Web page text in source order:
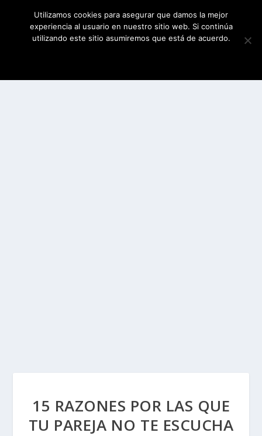
15 RAZONES POR LAS QUE
TU PAREJA NO TE ESCUCHA
Utilizamos cookies para asegurar que damos la mejor
experiencia al usuario en nuestro sitio web. Si continúa
utilizando este sitio asumiremos que está de acuerdo.